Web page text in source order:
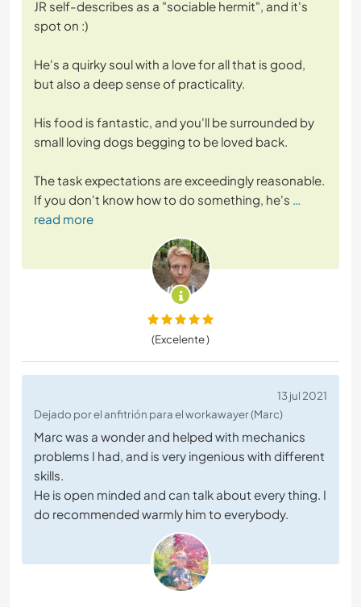
JR self-describes as a "sociable hermit", and it's
spot on :)
He's a quirky soul with a love for all that is good,
but also a deep sense of practicality.
His food is fantastic, and you'll be surrounded by
small loving dogs begging to be loved back.
The task expectations are exceedingly reasonable.
If you don't know how to do something, he's …
read more
(Excelente )
13 jul 2021
Dejado por el anfitrión para el workawayer (Marc)
Marc was a wonder and helped with mechanics
problems I had, and is very ingenious with different
skills.
He is open minded and can talk about every thing. I
do recommended warmly him to everybody.